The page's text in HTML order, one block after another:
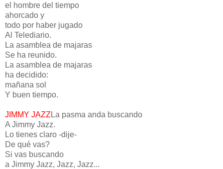
el hombre del tiempo
ahorcado y
todo por haber jugado
Al Telediario.
La asamblea de majaras
Se ha reunido.
La asamblea de majaras
ha decidido:
mañana sol
Y buen tiempo.
JIMMY JAZZ La pasma anda buscando
A Jimmy Jazz.
Lo tienes claro -dije-
De qué vas?
Si vas buscando
a Jimmy Jazz, Jazz, Jazz...